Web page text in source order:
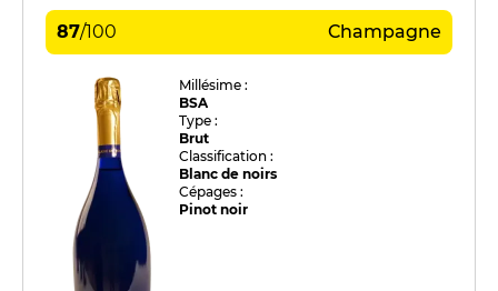
87/100 Champagne
Millésime :
BSA
Type :
Brut
Classification :
Blanc de noirs
Cépages :
Pinot noir